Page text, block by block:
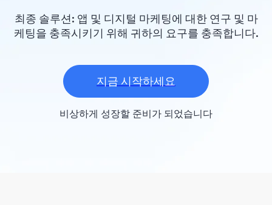
최종 솔루션: 앱 및 디지털 마케팅에 대한 연구 및 마
케팅을 충족시키기 위해 귀하의 요구를 충족합니다.
지금 시작하세요
비상하게 성장할 준비가 되었습니다